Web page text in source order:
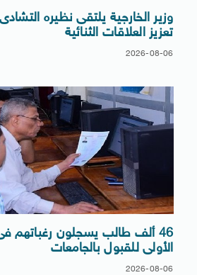
وزير الخارجية يلتقى نظيره
تعزيز العلاقات الثنائية
2026-08-06
46 ألف طالب يسجلون رغباتهم
الأولى للقبول بالجامعات
2026-08-06